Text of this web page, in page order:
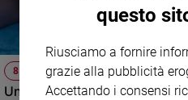
Redazione
8 MARZO
Una casa chiamata Rondine,
questo
Riusciamo a fornire
grazie alla pubblicità
Accettando i consensi